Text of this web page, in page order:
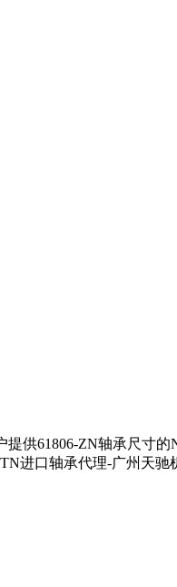
供61806-ZN轴承尺寸
进口轴承代理-广州天